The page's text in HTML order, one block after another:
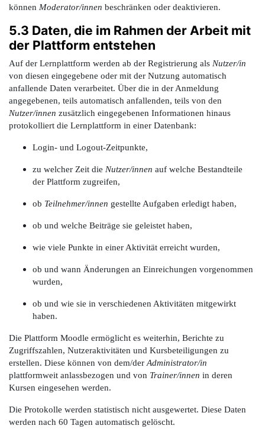
können Moderator/innen beschränken oder deaktivieren.
5.3 Daten, die im Rahmen der Arbeit mit
der Plattform entstehen
Auf der Lernplattform werden ab der Registrierung als Nutzer/in
von diesen eingegebene oder mit der Nutzung automatisch
anfallende Daten verarbeitet. Über die in der Anmeldung
angegebenen, teils automatisch anfallenden, teils von den
Nutzer/innen zusätzlich eingegebenen Informationen hinaus
protokolliert die Lernplattform in einer Datenbank:
Login- und Logout-Zeitpunkte,
zu welcher Zeit die Nutzer/innen auf welche Bestandteile
der Plattform zugreifen,
ob Teilnehmer/innen gestellte Aufgaben erledigt haben,
ob und welche Beiträge sie geleistet haben,
wie viele Punkte in einer Aktivität erreicht wurden,
ob und wann Änderungen an Einreichungen vorgenommen
wurden,
ob und wie sie in verschiedenen Aktivitäten mitgewirkt
haben.
Die Plattform Moodle ermöglicht es weiterhin, Berichte zu
Zugriffszahlen, Nutzeraktivitäten und Kursbeteiligungen zu
erstellen. Diese können von dem/der Administrator/in
plattformweit anlassbezogen und von Trainer/innen in deren
Kursen eingesehen werden.
Die Protokolle werden statistisch nicht ausgewertet. Diese Daten
werden nach 60 Tagen automatisch gelöscht.